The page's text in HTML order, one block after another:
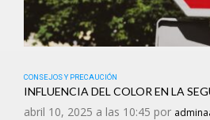
CONSEJOS Y PRECAUCIÓN
INFLUENCIA DEL COLOR EN LA
abril 10, 2025 a las 10:45 por